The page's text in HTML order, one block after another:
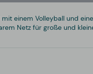
einem Volleyball und
Netz für große und